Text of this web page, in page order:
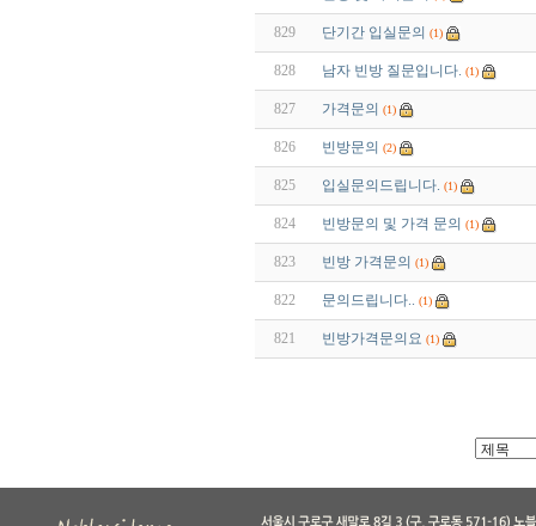
829 단기간 입실문의 (1)
828 남자 빈방 질문입니다. (1)
827 가격문의 (1)
826 빈방문의 (2)
825 입실문의드립니다. (1)
824 빈방문의 및 가격 문의 (1)
823 빈방 가격문의 (1)
822 문의드립니다.. (1)
821 빈방가격문의요 (1)